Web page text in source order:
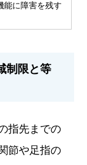
能に障害を残す
制限と等
指先までの
節や足指の